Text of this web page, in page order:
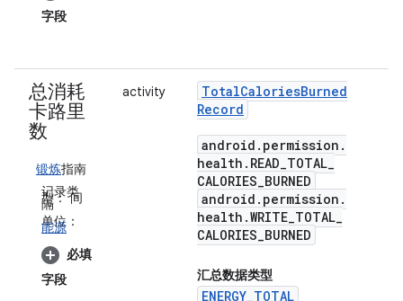
字段
总消耗
卡路里
数
锻炼指南
记录类
型：间
隔
单位：
能源
必填
字段
activity TotalCaloriesBurned
Record
android . permission .
health . READ_TOTAL_
CALORIES_BURNED
android . permission .
health .WRITE_TOTAL_
CALORIES_BURNED
汇总数据类型
ENERGY_TOTAL